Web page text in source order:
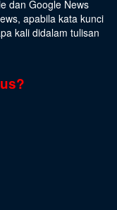
dan Google News
apabila kata kunci
kali didalam tulisan